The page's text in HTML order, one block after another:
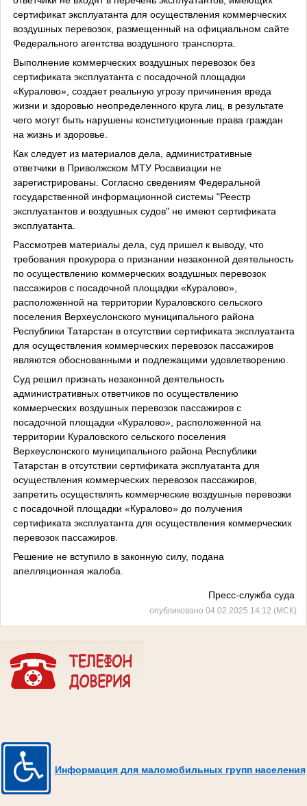
сертификат эксплуатанта для осуществления коммерческих
воздушных перевозок, размещенный на официальном сайте
Федерального агентства воздушного транспорта.
Выполнение коммерческих воздушных перевозок без
сертификата эксплуатанта с посадочной площадки
«Куралово», создает реальную угрозу причинения вреда
жизни и здоровью неопределенного круга лиц, в результате
чего могут быть нарушены конституционные права граждан
на жизнь и здоровье.
Как следует из материалов дела, административные
ответчики в Приволжском МТУ Росавиации не
зарегистрированы. Согласно сведениям Федеральной
государственной информационной системы "Реестр
эксплуатантов и воздушных судов" не имеют сертификата
эксплуатанта.
Рассмотрев материалы дела, суд пришел к выводу, что
требования прокурора о признании незаконной деятельность
по осуществлению коммерческих воздушных перевозок
пассажиров с посадочной площадки «Куралово»,
расположенной на территории Кураловского сельского
поселения Верхеуслонского муниципального района
Республики Татарстан в отсутствии сертификата эксплуатанта
для осуществления коммерческих перевозок пассажиров
являются обоснованными и подлежащими удовлетворению.
Суд решил признать незаконной деятельность
административных ответчиков по осуществлению
коммерческих воздушных перевозок пассажиров с
посадочной площадки «Куралово», расположенной на
территории Кураловского сельского поселения
Верхеуслонского муниципального района Республики
Татарстан в отсутствии сертификата эксплуатанта для
осуществления коммерческих перевозок пассажиров,
запретить осуществлять коммерческие воздушные перевозки
с посадочной площадки «Куралово» до получения
сертификата эксплуатанта для осуществления коммерческих
перевозок пассажиров.
Решение не вступило в законную силу, подана
апелляционная жалоба.
Пресс-служба суда
опубликовано 04.02.2025 14:12 (МСК)
Информация для маломобильных групп населения